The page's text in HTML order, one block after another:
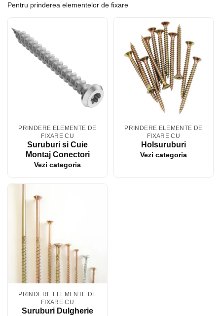
Pentru prinderea elementelor de fixare
PRINDERE ELEMENTE DE
FIXARE CU
Suruburi si Cuie
Montaj Conectori
Vezi categoria
PRINDERE ELEMENTE DE
FIXARE CU
Holsuruburi
Vezi categoria
PRINDERE ELEMENTE DE
FIXARE CU
Suruburi Dulgherie